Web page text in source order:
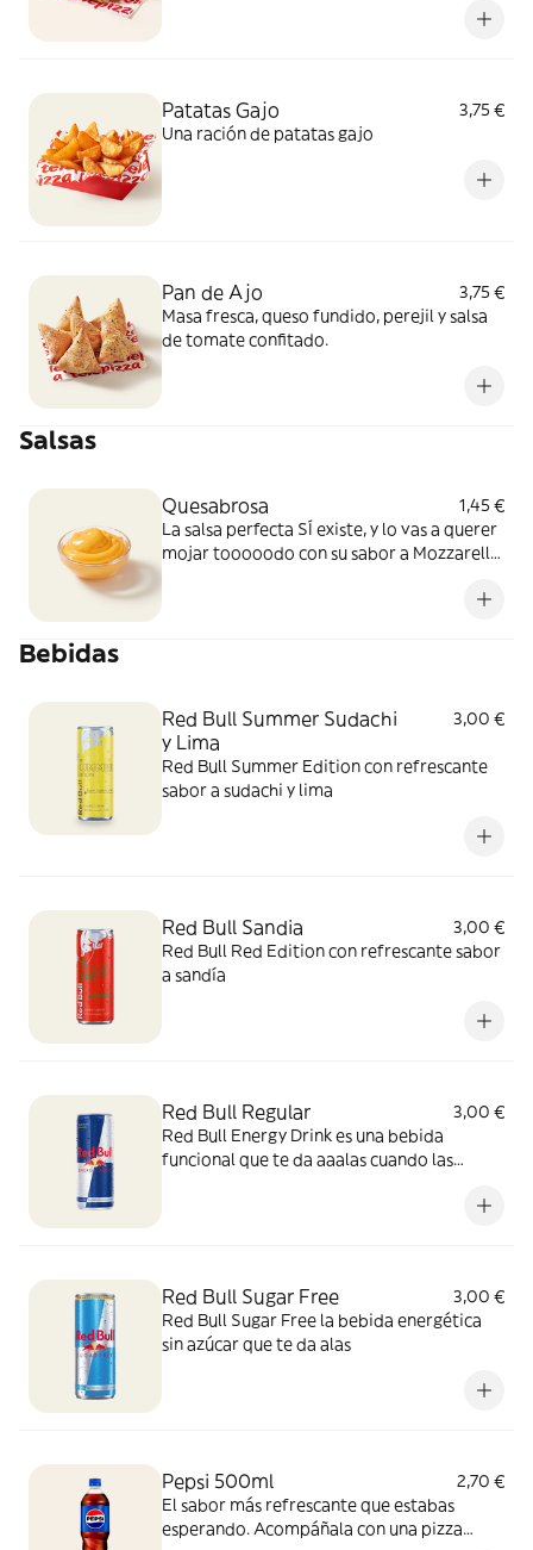
Patatas Gajo
3,75 €
Una ración de patatas gajo
Pan de Ajo
3,75 €
Masa fresca, queso fundido, perejil y salsa
de tomate confitado.
Salsas
Quesabrosa
1,45 €
La salsa perfecta SÍ existe, y lo vas a querer
mojar tooooodo con su sabor a Mozzarella
Bebidas
Red Bull Summer Sudachi
y Lima
3,00 €
Red Bull Summer Edition con refrescante
sabor a sudachi y lima
Red Bull Sandia
3,00 €
Red Bull Red Edition con refrescante sabor
a sandía
Red Bull Regular
3,00 €
Red Bull Energy Drink es una bebida
funcional que te da aaalas cuando las
Red Bull Sugar Free
3,00 €
Red Bull Sugar Free la bebida energética
sin azúcar que te da alas
Pepsi 500ml
2,70 €
El sabor más refrescante que estabas
esperando. Acompáñala con una pizza